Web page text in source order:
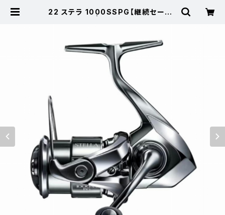
22 ステラ 1000SSPG【継続セール_